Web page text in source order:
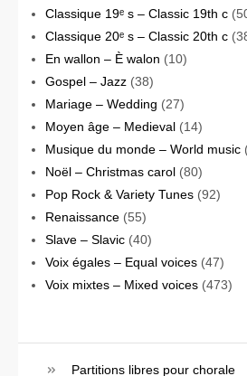
Classique 19ᵉ s – Classic 19th c
Classique 20ᵉ s – Classic 20th c
En wallon – È walon (10)
Gospel – Jazz (38)
Mariage – Wedding (27)
Moyen âge – Medieval (14)
Musique du monde – World music
Noël – Christmas carol (80)
Pop Rock & Variety Tunes (92)
Renaissance (55)
Slave – Slavic (40)
Voix égales – Equal voices (47)
Voix mixtes – Mixed voices (473)
Partitions libres pour chorale